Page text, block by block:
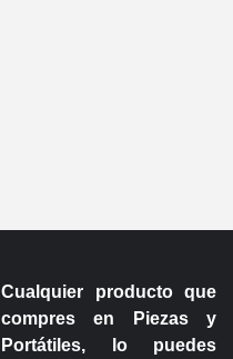
Cualquier producto que
compres en
Piezas y
Portátiles, lo puedes